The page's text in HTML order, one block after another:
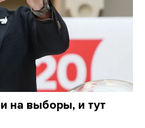
на выборы, и тут